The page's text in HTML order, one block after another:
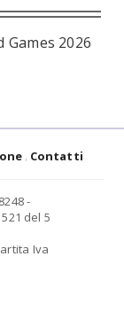
Games 2026
Contatti
-
del 5
Iva